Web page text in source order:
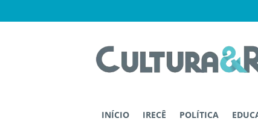
INÍCIO IRECÊ POLÍTICA